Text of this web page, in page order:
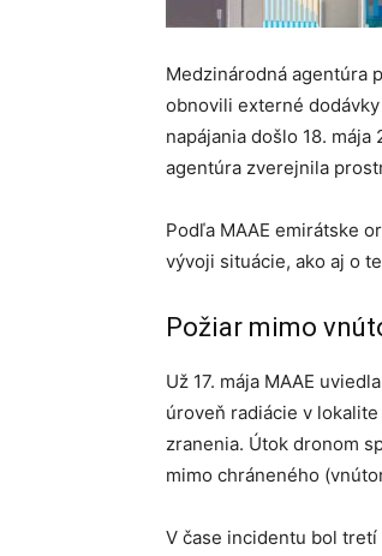
Medzinárodná agentúra
obnovili externé
napájania došlo 18.
agentúra zverejnila
Podľa MAAE emirátske
vývoji situácie, ako aj o
Požiar mimo
Už 17. mája MAAE
úroveň radiácie v
zranenia. Útok dronom
mimo chráneného
V čase incidentu bol